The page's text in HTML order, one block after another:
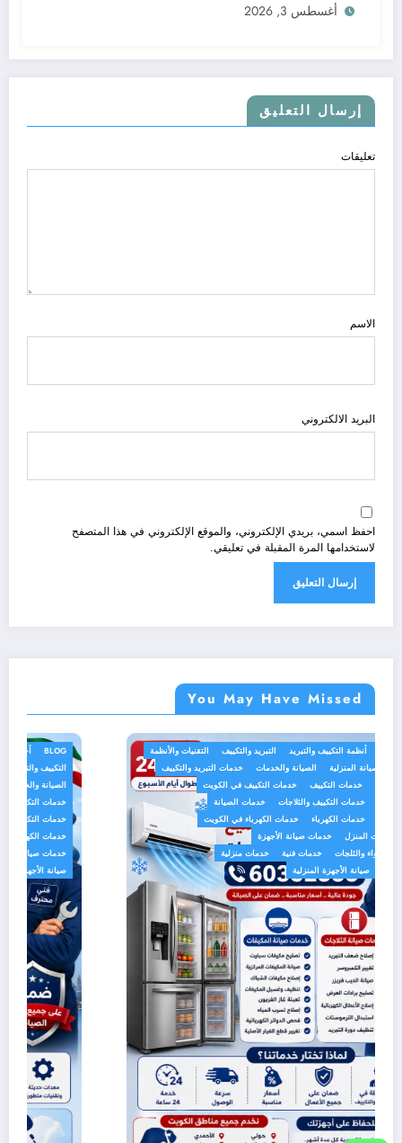
أغسطس 3, 2026
إرسال التعليق
تعليقات
الاسم
البريد الالكتروني
احفظ اسمي، بريدي الإلكتروني، والموقع الإلكتروني في هذا المتصفح
لاستخدامها المرة المقبلة في تعليقي.
You May Have Missed
BLOG أجهزة منزلية أنظمة التكييف والتبريد التبريد والتكييف
التقنيات والأنظمة
الخدمات الهندسية
الصيانة المنزلية الصيانة والخدمات
خدمات التبريد والتكييف
خدمات التصليح والصيانة
خدمات التكييف
خدمات التكييف في الكويت
خدمات التكييف والتبريد
خدمات التكييف والثلاجات
خدمات الصيانة
خدمات الصيانة المنزلية
خدمات الكهرباء
خدمات الكهرباء في الكويت
خدمات المنازل
خدمات المنزل
خدمات صيانة الأجهزة
خدمات صيانة تكييف الهواء والثلجات
خدمات فنية
خدمات منزلية
صيانة الأجهزة التجارية
صيانة الأجهزة المنزلية